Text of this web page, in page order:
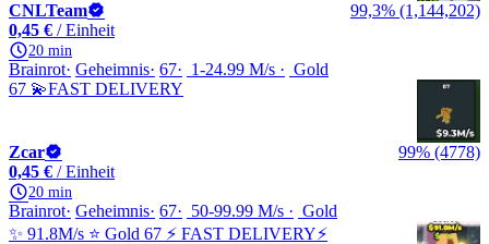
CNLTeam
99,3% (1,144,202)
0,45 € / Einheit
20 min
Brainrot Geheimnis 67 1-24.99 M/s
Gold
67 💫FAST DELIVERY
Zcar
99% (4778)
0,45 € / Einheit
20 min
Brainrot Geheimnis 67 50-99.99 M/s
Gold
✨ 91.8M/s ⭐ Gold 67 ⚡ FAST DELIVERY⚡